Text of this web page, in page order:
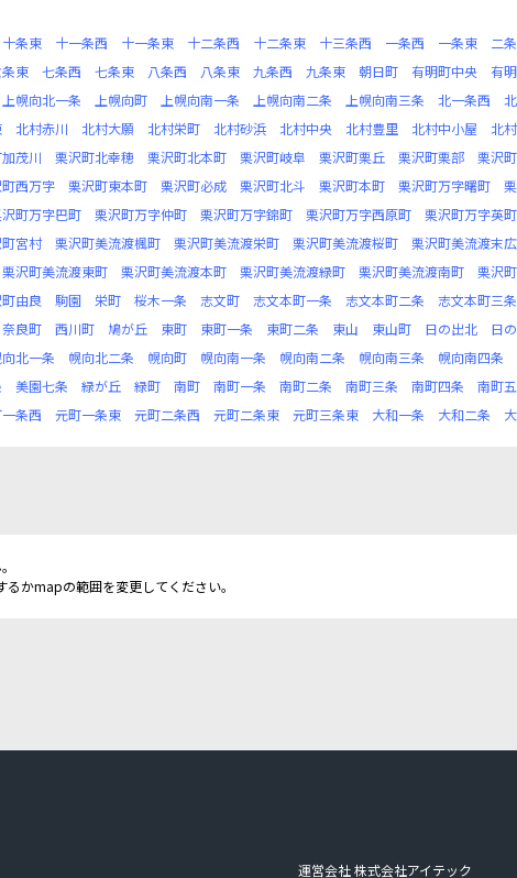
十条東 十一条西 十一条東 十二条西 十二条東 十三条西 一条西 一条東 二
東 七条西 七条東 八条西 八条東 九条西 九条東 朝日町 有明町中央 有
上幌向北一条 上幌向町 上幌向南一条 上幌向南二条 上幌向南三条 北一条西
北村赤川 北村大願 北村栄町 北村砂浜 北村中央 北村豊里 北村中小屋 北
茂川 栗沢町北幸穂 栗沢町北本町 栗沢町岐阜 栗沢町栗丘 栗沢町栗部 栗沢
西万字 栗沢町東本町 栗沢町必成 栗沢町北斗 栗沢町本町 栗沢町万字曙町
町万字巴町 栗沢町万字仲町 栗沢町万字錦町 栗沢町万字西原町 栗沢町万字英町
宮村 栗沢町美流渡楓町 栗沢町美流渡栄町 栗沢町美流渡桜町 栗沢町美流渡末
栗沢町美流渡東町 栗沢町美流渡本町 栗沢町美流渡緑町 栗沢町美流渡南町 栗沢
由良 駒園 栄町 桜木一条 志文町 志文本町一条 志文本町二条 志文本町三条
奈良町 西川町 鳩が丘 東町 東町一条 東町二条 東山 東山町 日の出北 日
北一条 幌向北二条 幌向町 幌向南一条 幌向南二条 幌向南三条 幌向南四条
美園七条 緑が丘 緑町 南町 南町一条 南町二条 南町三条 南町四条 南町
条西 元町一条東 元町二条西 元町二条東 元町三条東 大和一条 大和二条
かmapの範囲を変更してください。
運営会社 株式会社アイテック